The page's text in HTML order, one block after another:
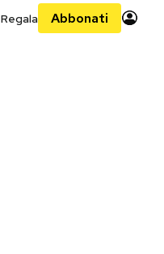
Regala Abbonati